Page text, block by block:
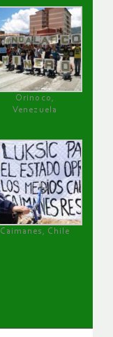
Orinoco,
Venezuela
Caimanes, Chile